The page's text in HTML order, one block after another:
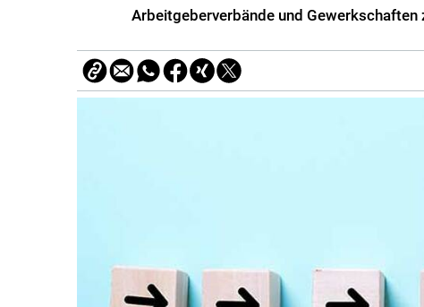
Arbeitgeberverbände und